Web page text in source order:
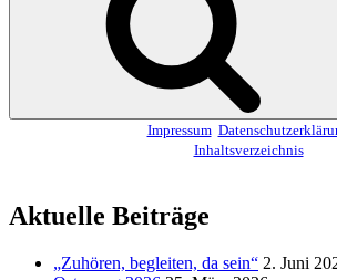
Impressum
Inhaltsverzeichnis
Aktuelle Beiträge
„Zuhören, begleiten, da sein“ 2. Juni